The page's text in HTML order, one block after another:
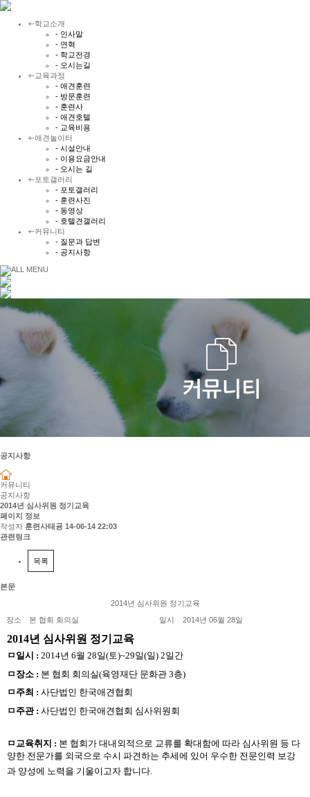
+-학교소개
- 인사말
- 연혁
- 학교전경
- 오시는길
+- 교육과정
- 애견훈련
- 방문훈련
- 훈련사
- 애견호텔
- 교육비용
+-애견놀이터
- 시설안내
- 이용요금안내
- 오시는 길
+-포토갤러리
- 포토갤러리
- 훈련사진
- 동영상
- 호텔견갤러리
+-커뮤니티
- 질문과 답변
- 공지사항
공지사항
커뮤니티
공지사항
2014년 심사위원 정기교육
페이지 정보
작성자 훈련사태굥 14-06-14 22:03
관련링크
목록
본문
2014년 심사위원 정기교육
장소
본 협회 회의실 일시 2014년 06월 28일
2014년 심사위원 정기교육
ㅁ일시 : 2014년 6월 28일(토)~29일(일) 2일간
ㅁ장소 : 본 협회 회의실(육영재단 문화관 3층)
ㅁ주최 : 사단법인 한국애견협회
ㅁ 주관 : 사단법인 한국애견협회 심사위원회
ㅁ 교육취지 : 본 협회가 대내외적으로 교류를 확대함에 따라 심사위원 등 다
양한 전문가를 외국으로 수시 파견하는 추세에 있어 우수한 전문인력 보강
과 양성에 노력을 기울이고자 합니다